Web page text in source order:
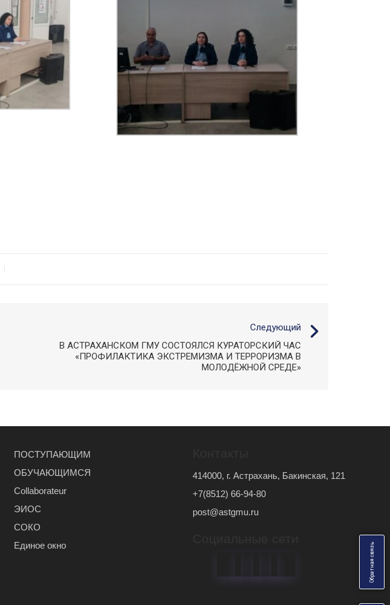
О
б
р
а
т
н
а
я
с
в
я
з
ь
Следующий
В АСТРАХАНСКОМ ГМУ СОСТОЯЛСЯ КУРАТОРСКИЙ ЧАС
«ПРОФИЛАКТИКА ЭКСТРЕМИЗМА И ТЕРРОРИЗМА В
МОЛОДЁЖНОЙ СРЕДЕ»
ПОСТУПАЮЩИМ
ОБУЧАЮЩИМСЯ
Сollaborateur
ЭИОС
СОКО
Единое окно
414000, г. Астрахань, Бакинская, 121
+7(8512) 66-94-80
post@astgmu.ru